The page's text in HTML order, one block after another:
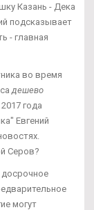
Казань - Дека
подсказывает
- главная
во время
дешево
года
Евгений
Серов?
досрочное
могут